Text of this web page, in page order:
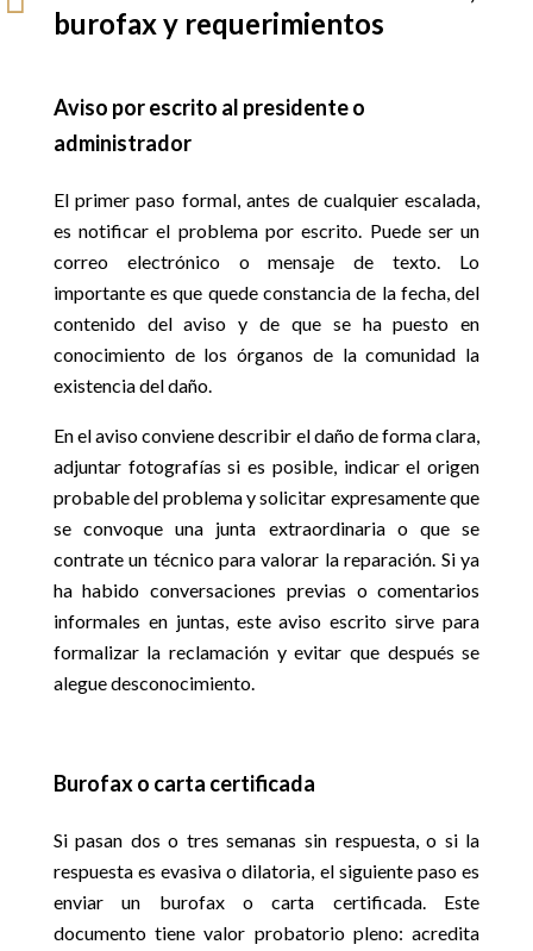
burofax y requerimientos
Aviso por escrito al presidente o
administrador
El primer paso formal, antes de cualquier escalada,
es notificar el problema por escrito. Puede ser un
correo electrónico o mensaje de texto. Lo
importante es que quede constancia de la fecha, del
contenido del aviso y de que se ha puesto en
conocimiento de los órganos de la comunidad la
existencia del daño.
En el aviso conviene describir el daño de forma clara,
adjuntar fotografías si es posible, indicar el origen
probable del problema y solicitar expresamente que
se convoque una junta extraordinaria o que se
contrate un técnico para valorar la reparación. Si ya
ha habido conversaciones previas o comentarios
informales en juntas, este aviso escrito sirve para
formalizar la reclamación y evitar que después se
alegue desconocimiento.
Burofax o carta certificada
Si pasan dos o tres semanas sin respuesta, o si la
respuesta es evasiva o dilatoria, el siguiente paso es
enviar un burofax o carta certificada. Este
documento tiene valor probatorio pleno: acredita